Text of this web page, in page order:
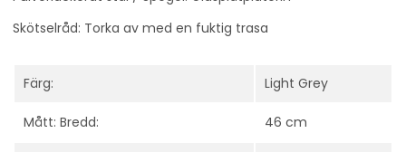
Skötselråd: Torka av med en fuktig trasa
Färg: Light Grey
Mått: Bredd: 46 cm